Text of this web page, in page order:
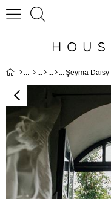
Şeyma Daisy